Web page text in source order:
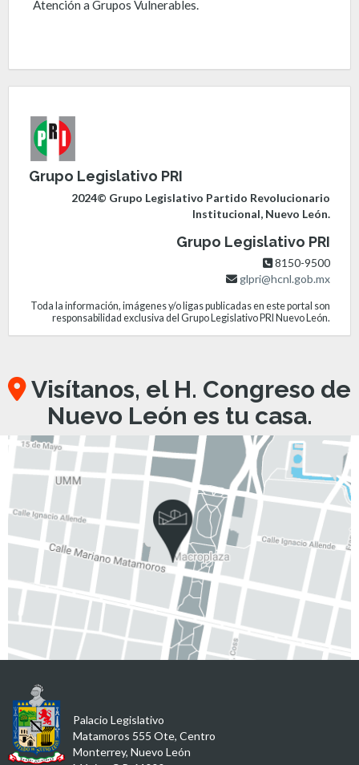
Atención a Grupos Vulnerables.
Grupo Legislativo PRI
2024© Grupo Legislativo Partido Revolucionario
Institucional, Nuevo León.
Grupo Legislativo PRI
8150-9500
glpri@hcnl.gob.mx
Toda la información, imágenes y/o ligas publicadas en este portal son
responsabilidad exclusiva del Grupo Legislativo PRI Nuevo León.
Visítanos, el H. Congreso de
Nuevo León es tu casa.
Palacio Legislativo
Matamoros 555 Ote, Centro
Monterrey, Nuevo León